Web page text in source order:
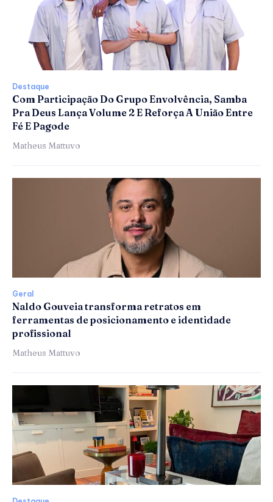
Destaque
Com Participação Do Grupo Envolvência, Samba
Pra Deus Lança Volume 2 E Reforça A União Entre
Fé E Pagode
Matheus Mattuvo
Geral
Naldo Gouveia transforma retratos em
ferramentas de posicionamento e identidade
profissional
Matheus Mattuvo